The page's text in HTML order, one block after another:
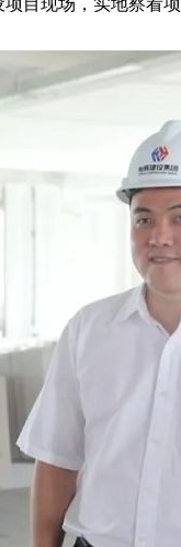
现场，实地察看项